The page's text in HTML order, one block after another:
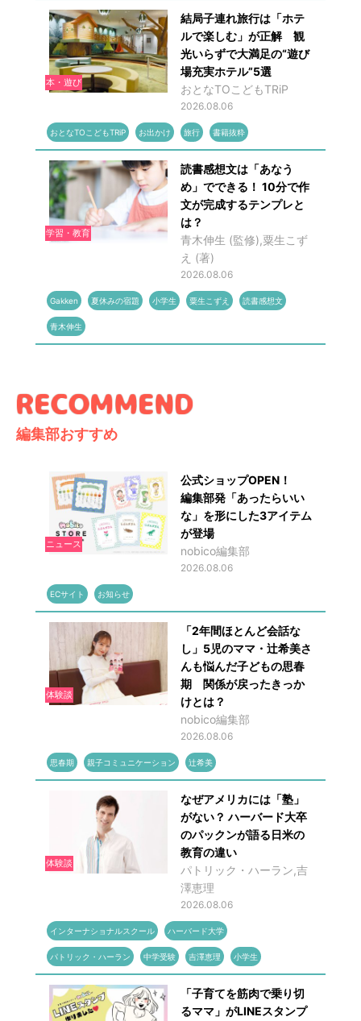
本・遊び
結局子連れ旅行は「ホテ
ルで楽しむ」が正解 観
光いらずで大満足の“遊び
場充実ホテル”5選
おとなTOこどもTRiP
2026.08.06
おとなTOこどもTRiP お出かけ 旅行 書籍抜粋
学習・教育
読書感想文は「あなう
め」でできる！ 10分で作
文が完成するテンプレと
は？
青木伸生 (監修),粟生こず
え (著)
2026.08.06
Gakken 夏休みの宿題 小学生 粟生こずえ 読書感想文
青木伸生
編集部おすすめ
ニュース
公式ショップOPEN！
編集部発「あったらいい
な」を形にした3アイテム
が登場
nobico編集部
2026.08.06
ECサイト お知らせ
体験談
「2年間ほとんど会話な
し」5児のママ・辻希美さ
んも悩んだ子どもの思春
期 関係が戻ったきっか
けとは？
nobico編集部
2026.08.06
思春期 親子コミュニケーション 辻希美
体験談
なぜアメリカには「塾」
がない？ ハーバード大卒
のパックンが語る日米の
教育の違い
パトリック・ハーラン,吉
澤恵理
2026.08.06
インターナショナルスクール ハーバード大学
パトリック・ハーラン 中学受験 吉澤恵理 小学生
「子育てを筋肉で乗り切
るママ」がLINEスタンプ